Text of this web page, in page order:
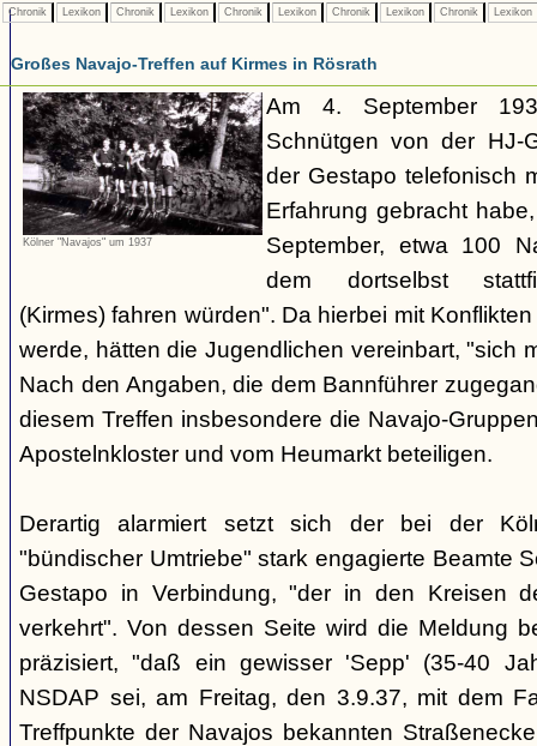
Chronik Lexikon Chronik Lexikon Chronik Lexikon Chronik Lexikon Chronik Lexikon
Großes Navajo-Treffen auf Kirmes in Rösrath
Kölner "Navajos" um 1937
Am 4. September
Schnütgen von der HJ-
der Gestapo telefonisch
Erfahrung gebracht
September, etwa 100
dem dortselbst
(Kirmes) fahren würden". Da hierbei mit
werde, hätten die Jugendlichen vereinbart, "sich
Nach den Angaben, die dem Bannführer
diesem Treffen insbesondere die Navajo-
Apostelnkloster und vom Heumarkt beteiligen.
Derartig alarmiert setzt sich der bei der
"bündischer Umtriebe" stark engagierte Beamte
Gestapo in Verbindung, "der in den Kreisen
verkehrt". Von dessen Seite wird die Meldung
präzisiert, "daß ein gewisser 'Sepp' (35-40
NSDAP sei, am Freitag, den 3.9.37, mit dem
Treffpunkte der Navajos bekannten